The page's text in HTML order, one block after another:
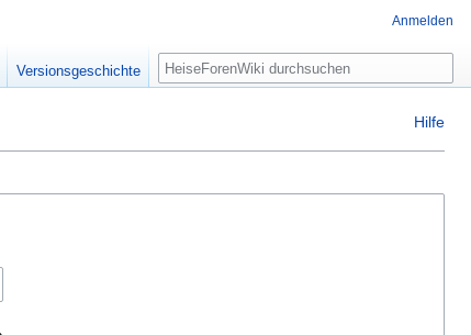
Hilfe
Anmelden
Versionsgeschichte Suche